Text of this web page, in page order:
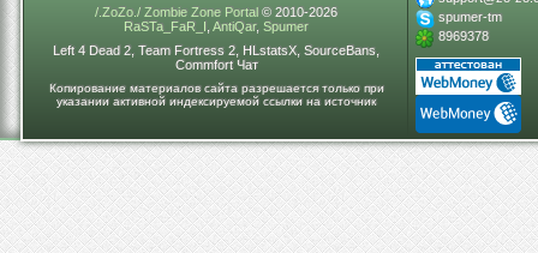
/.ZoZo./ Zombie Zone Portal © 2010-2026
RaSTa_FaR_I AntiQar, Spumer
Left 4 Dead 2, Team Fortress 2, HLstatsX, SourceBans,
Commfort Чат
Копирование материалов сайта разрешается только при
указании активной индексируемой ссылки на источник
spumer-tm
8969378